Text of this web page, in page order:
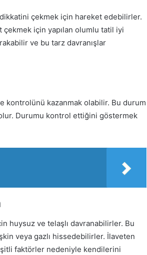
çekmek için hareket edebilirler.
için yapılan olumlu tatil iyi
ve bu tarz davranışlar
kontrolünü kazanmak olabilir. Bu durum
Durumu kontrol ettiğini göstermek
huysuz ve telaşlı davranabilirler. Bu
veya gazlı hissedebilirler. İlaveten
faktörler nedeniyle kendilerini